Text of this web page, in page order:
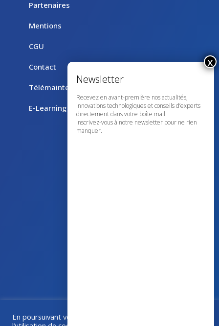
Partenaires
Mentions
CGU
Contact
Télémaintenance avec TeamViewer
E-Learning
Une collaboration
En poursuivant votre navigation sur ce site, vous acceptez
Recevez en avant-première nos actualités,
innovations technologiques et conseils d’experts
directement dans votre boîte mail.
Inscrivez-vous à notre newsletter pour ne rien
manquer.